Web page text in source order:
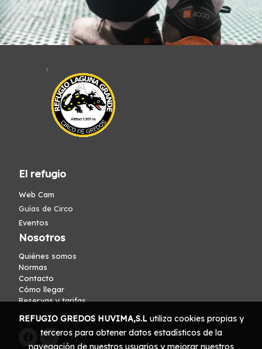
El refugio
Web Cam
Guías de Circo
Eventos
Nosotros
Quiénes somos
Normas
Contacto
Cómo llegar
Reservas y tarifas
REFUGIO GREDOS HUVIMA,S.Lutiliza cookies propias y
terceros para obtener datos estadísticos de la
navegación de nuestros usuarios y mejorar nuestros